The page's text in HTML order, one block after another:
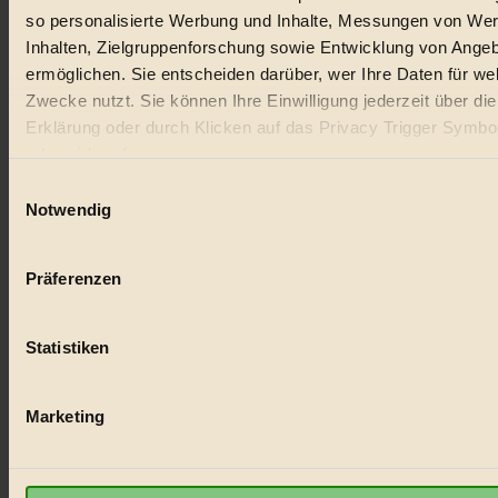
so personalisierte Werbung und Inhalte, Messungen von
Inhalten, Zielgruppenforschung sowie Entwicklung von
ermöglichen. Sie entscheiden darüber, wer Ihre Daten für
Zwecke nutzt. Sie können Ihre Einwilligung jederzeit über
Erklärung oder durch Klicken auf das Privacy Trigger
oder widerrufen
Wenn Sie es erlauben, würden wir auch gerne:
Ihr Gerät durch aktives Scannen nach bestimmten
Erfahren Sie mehr darüber, wie Ihre persönlichen Daten
biorama.euist werbefinanziert und deswegen für dich
Notwendig
Präferenzen
Statistiken
Marketing